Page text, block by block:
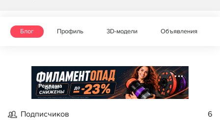
Блог Профиль 3D-модели Объявления
Реклама
Подписчиков 6